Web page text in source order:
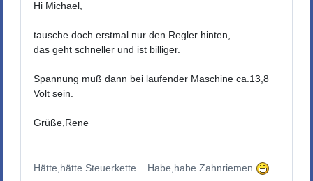
Hi Michael,
tausche doch erstmal nur den Regler hinten,
das geht schneller und ist billiger.
Spannung muß dann bei laufender Maschine ca.13,8
Volt sein.
Grüße,Rene
Hätte,hätte Steuerkette....Habe,habe Zahnriemen